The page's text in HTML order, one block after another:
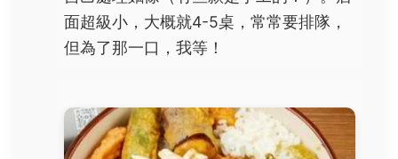
面超級小，大概就4-5桌，常常要排隊，
但為了那一口，我等！